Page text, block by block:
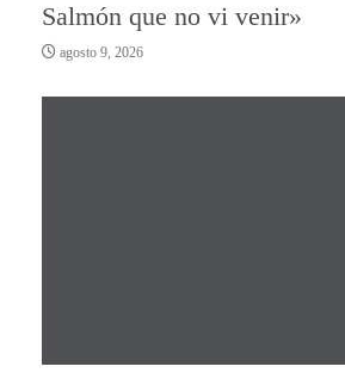
Salmón que no vi venir»
agosto 9, 2026